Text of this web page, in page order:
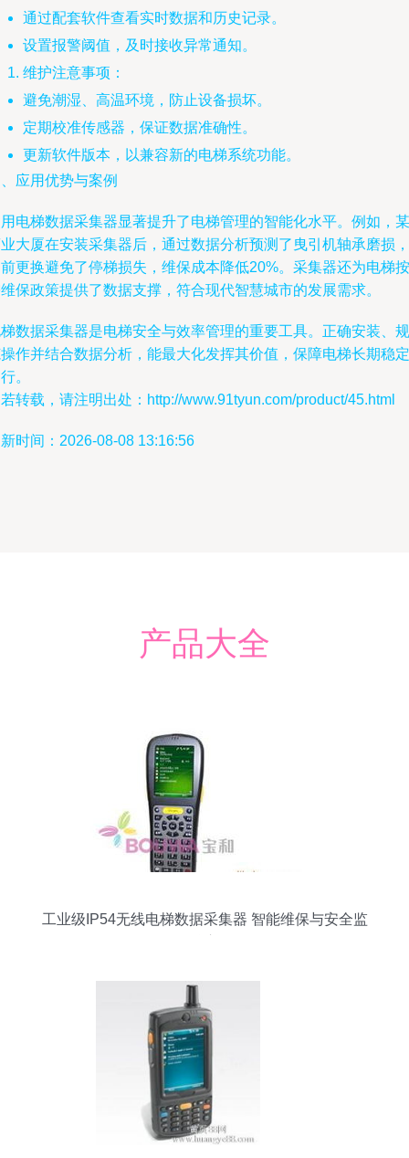
通过配套软件查看实时数据和历史记录。
设置报警阈值，及时接收异常通知。
维护注意事项：
避免潮湿、高温环境，防止设备损坏。
定期校准传感器，保证数据准确性。
更新软件版本，以兼容新的电梯系统功能。
应用优势与案例
电梯数据采集器显著提升了电梯管理的智能化水平。例如，某
大厦在安装采集器后，通过数据分析预测了曳引机轴承磨损，
更换避免了停梯损失，维保成本降低20%。采集器还为电梯按
保政策提供了数据支撑，符合现代智慧城市的发展需求。
数据采集器是电梯安全与效率管理的重要工具。正确安装、规
作并结合数据分析，能最大化发挥其价值，保障电梯长期稳定
。
转载，请注明出处：http://www.91tyun.com/product/45.html
时间：2026-08-08 13:16:56
产品大全
工业级IP54无线电梯数据采集器 智能维保与安全监